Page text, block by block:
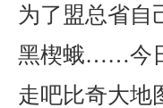
为了盟总省自
黑楔蛾……今
走吧比奇大地